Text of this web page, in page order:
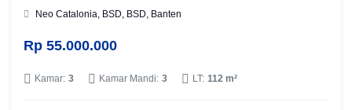
Neo Catalonia, BSD, BSD, Banten
Rp 55.000.000
Kamar: 3 Kamar Mandi: 3 LT: 112 m²